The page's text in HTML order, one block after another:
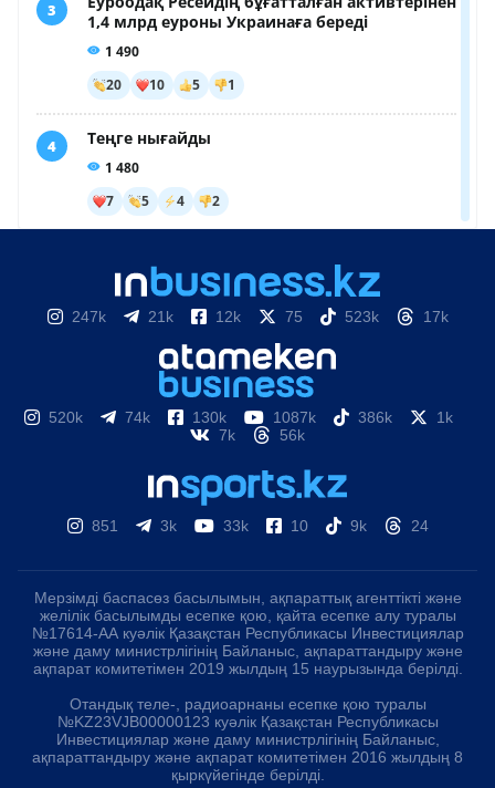
247k 21k 12k 75 523k 17k
520k 74k 130k 1087k 386k
1k
7k
56k
851 3k 33k 10 9k 24
Мерзімді баспасөз басылымын, ақпараттық агенттікті және
желілік басылымды есепке қою, қайта есепке алу туралы
№17614-АА куәлік Қазақстан Республикасы Инвестициялар
және даму министрлігінің Байланыс, ақпараттандыру және
ақпарат комитетімен 2019 жылдың 15 наурызында берілді.
Отандық теле-, радиоарнаны есепке қою туралы
№KZ23VJB00000123 куәлік Қазақстан Республикасы
Инвестициялар және даму министрлігінің Байланыс,
ақпараттандыру және ақпарат комитетімен 2016 жылдың 8
қыркүйегінде берілді.